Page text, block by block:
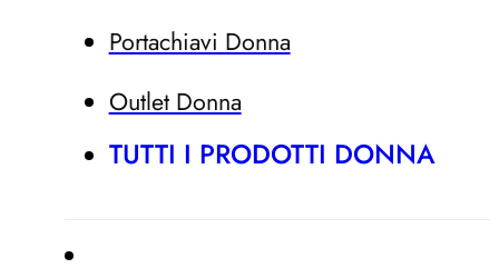
Portachiavi Donna
Outlet Donna
TUTTI I PRODOTTI DONNA